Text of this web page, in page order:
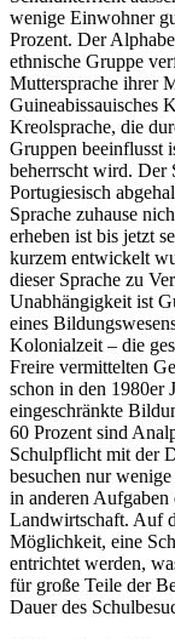
wenige Einwohner
Prozent. Der
ethnische Gruppe
Muttersprache ihrer
Guineabissauisches
Kreolsprache, die
Gruppen beeinflusst
beherrscht wird. Der
Portugiesisch
Sprache zuhause
erheben ist bis jetzt
kurzem entwickelt
dieser Sprache zu
Unabhängigkeit ist
eines
Kolonialzeit – die
Freire vermittelten
schon in den 1980er
eingeschränkte
60 Prozent sind
Schulpflicht mit der
besuchen nur
in anderen
Landwirtschaft. Auf
Möglichkeit, eine
entrichtet werden,
für große Teile der
Dauer des